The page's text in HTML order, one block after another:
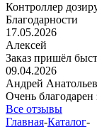
Контроллер
Благодарности
17.05.2026
Алексей
Заказ пришёл
09.04.2026
Андрей
Очень
Все отзывы
Главная-Каталог-